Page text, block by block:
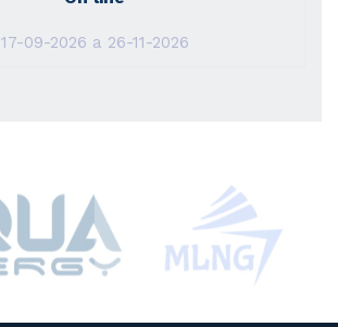
17-09-2026 a 26-11-2026